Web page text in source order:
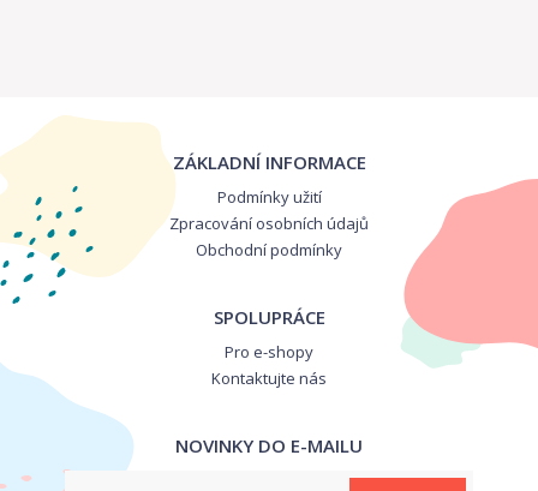
ZÁKLADNÍ INFORMACE
Podmínky užití
Zpracování osobních údajů
Obchodní podmínky
SPOLUPRÁCE
Pro e-shopy
Kontaktujte nás
NOVINKY DO E-MAILU